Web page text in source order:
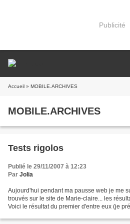
Publicité
Accueil » MOBILE.ARCHIVES
MOBILE.ARCHIVES
Tests rigolos
Publié le 29/11/2007 à 12:23
Par Jolia
Aujourd'hui pendant ma pausse web je me
trouvés sur le site de Marie-claire... les
Voici le résultat du premier d'entre eux (je